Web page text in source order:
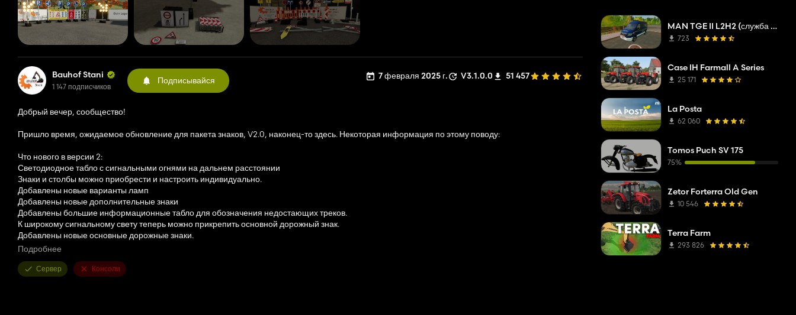
Bauhof Stani
1 147 подписчиков
Подписывайся 7 февраля 2025 г. V3.1.0.0 51 457
Добрый вечер, сообщество!
Пришло время, ожидаемое обновление для пакета знаков, V2.0, наконец-то здесь. Некоторая информация по этому поводу:
Что нового в версии 2:
Светодиодное табло с сигнальными огнями на дальнем расстоянии
Знаки и столбы можно приобрести и настроить индивидуально.
Добавлены новые варианты ламп
Добавлены новые дополнительные знаки
Добавлены большие информационные табло для обозначения недостающих треков.
К широкому сигнальному свету теперь можно прикрепить основной дорожный знак.
Добавлены новые основные дорожные знаки.
Многое другое ...
Если у вас есть вопросы по паку или функциям, пишите нам в Discord.
Однако, пожалуйста, заранее прочитайте наш пакет часто задаваемых вопросов, чтобы избежать дублирования вопросов.
Подробнее
Сервер Консоли
MAN TGE II L2H2 (служба устранения неполадок сетевой компании)
723
Case IH Farmall A Series
25 171
La Posta
62 060
Tomos Puch SV 175
75%
Zetor Forterra Old Gen
10 546
Terra Farm
293 826